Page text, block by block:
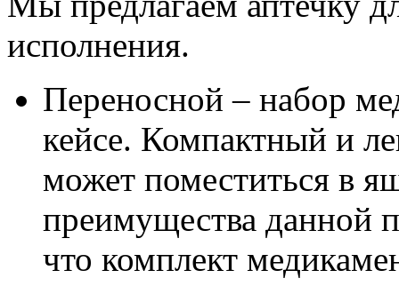
исполнения.
Переносной – набор
кейсе. Компактный и
может поместиться в
преимущества данной
что комплект